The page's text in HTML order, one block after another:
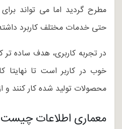
مطرح گردید اما می تواند
حتی خدمات مختلف کاربرد
در تجربه کاربری، هدف ساده
خوب در کاربر است تا نهایتا
محصولات تولید شده کار کنند و
معماری اطلاعات چیست